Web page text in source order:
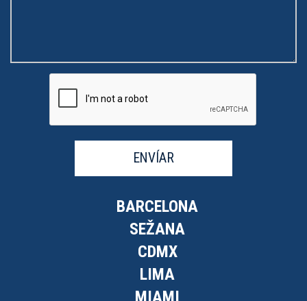
ENVÍAR
BARCELONA
SEŽANA
CDMX
LIMA
MIAMI